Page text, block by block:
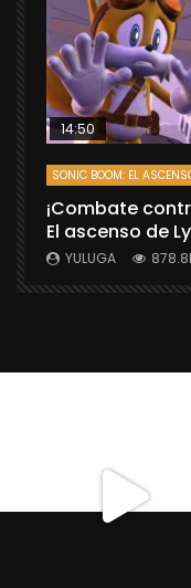
14:50
SONIC BOOM: EL
¡Combate
El ascenso de
YULUGA